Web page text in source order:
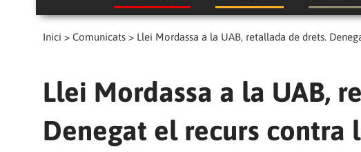
Inici > Comunicats > Llei Mordassa a la UAB, retallada de drets.
Llei Mordassa a la UAB,
Denegat el recurs contra